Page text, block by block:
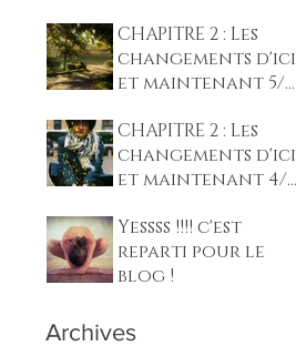
CHAPITRE 2 : Les
changements d'ici
et maintenant 5/
préparation
CHAPITRE 2 : Les
changements d'ici
et maintenant 4/
Yessss !!!! c'est
reparti pour le
blog !
Archives